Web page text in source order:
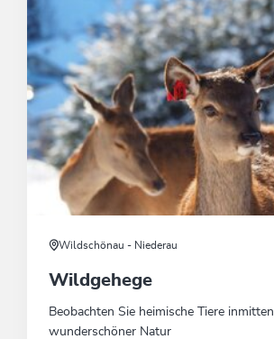
Wildschönau - Niederau
Wildgehege
Beobachten Sie heimische Tiere inmitten
wunderschöner Natur